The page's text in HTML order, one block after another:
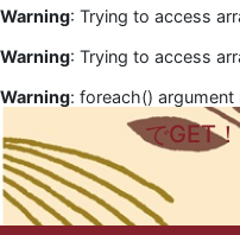
Warning: Trying to access
Warning: Trying to access
Warning: foreach()
でGET